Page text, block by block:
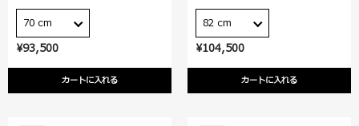
¥93,500
カートに入れる
70 cm
¥104,500
カートに入れる
82 cm